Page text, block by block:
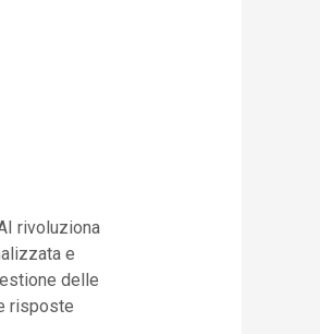
rivoluziona
e
delle
risposte